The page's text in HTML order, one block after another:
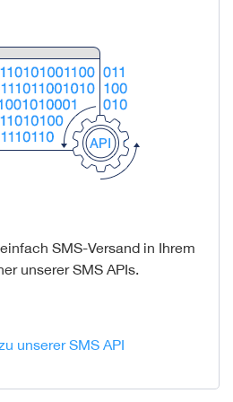
SMS-Versand in Ihrem
unserer SMS APIs.
unserer SMS API